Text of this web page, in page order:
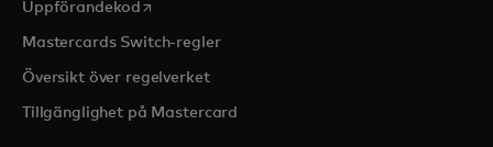
Uppförandekod opens in a new tab
Mastercards Switch-regler
Översikt över regelverket
Tillgänglighet på Mastercard